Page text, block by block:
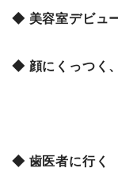
◆ 美容室デビュ
◆ 顔にくっつく
◆ 歯医者に行く